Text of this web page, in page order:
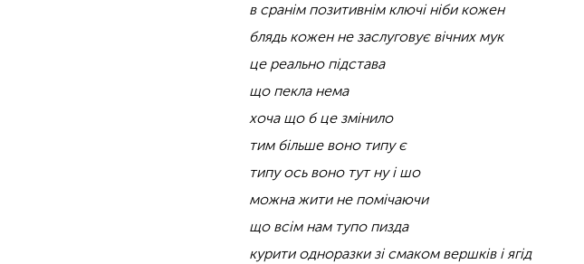
в сранім позитивнім ключі ніби кожен
блядь кожен не заслуговує вічних мук
це реально підстава
що пекла нема
хоча що б це змінило
тим більше воно типу є
типу ось воно тут ну і шо
можна жити не помічаючи
що всім нам тупо пизда
курити одноразки зі смаком вершків і ягід